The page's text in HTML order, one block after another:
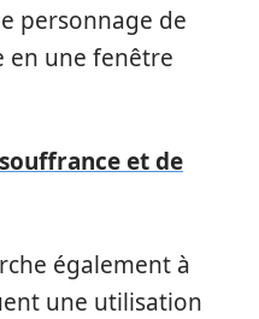
personnage de
en une fenêtre
et de
également à
une utilisation